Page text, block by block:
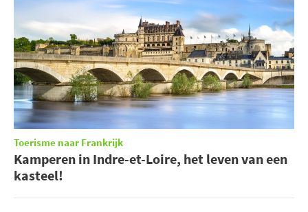
Toerisme naar Frankrijk
Kamperen in Indre-et-Loire, het leven van een
kasteel!